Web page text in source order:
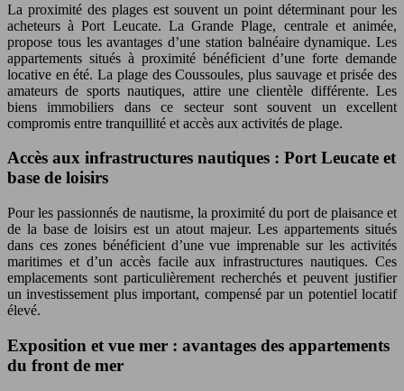
La proximité des plages est souvent un point déterminant pour les
acheteurs à Port Leucate. La Grande Plage, centrale et animée,
propose tous les avantages d’une station balnéaire dynamique. Les
appartements situés à proximité bénéficient d’une forte demande
locative en été. La plage des Coussoules, plus sauvage et prisée des
amateurs de sports nautiques, attire une clientèle différente. Les
biens immobiliers dans ce secteur sont souvent un excellent
compromis entre tranquillité et accès aux activités de plage.
Accès aux infrastructures nautiques : Port Leucate et
base de loisirs
Pour les passionnés de nautisme, la proximité du port de plaisance et
de la base de loisirs est un atout majeur. Les appartements situés
dans ces zones bénéficient d’une vue imprenable sur les activités
maritimes et d’un accès facile aux infrastructures nautiques. Ces
emplacements sont particulièrement recherchés et peuvent justifier
un investissement plus important, compensé par un potentiel locatif
élevé.
Exposition et vue mer : avantages des appartements
du front de mer